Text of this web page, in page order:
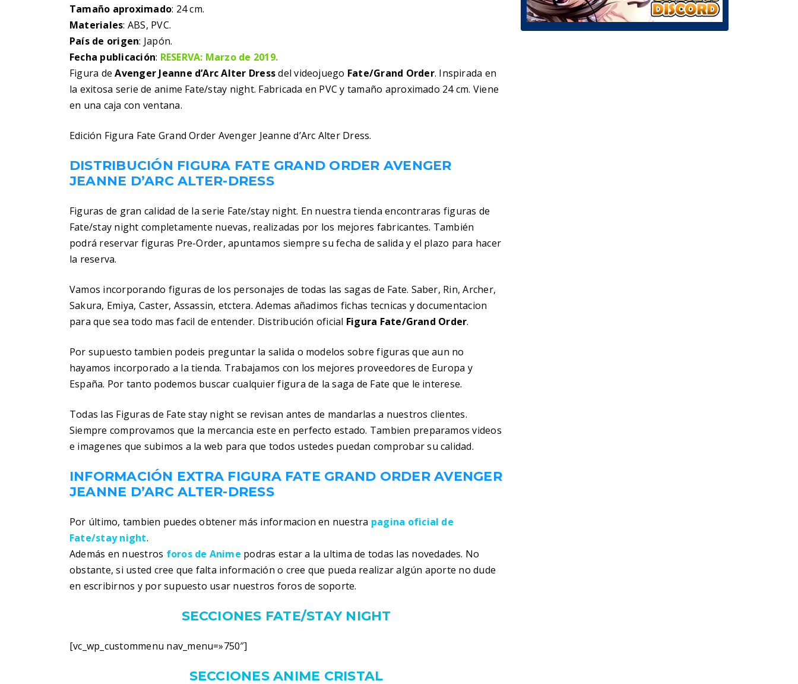
Tamaño aproximado: 24 cm.
Materiales: ABS, PVC.
País de origen: Japón.
Fecha publicación: RESERVA: Marzo de 2019.
Figura deAvenger Jeanne d’Arc Alter Dressdel videojuego Fate/Grand Order. Inspirada en
la exitosa serie de anime Fate/stay night. Fabricada en PVC y tamaño aproximado 24 cm. Viene
en una caja con ventana.
Edición Figura Fate Grand Order Avenger Jeanne d’Arc Alter Dress.
DISTRIBUCIÓN FIGURA FATE GRAND ORDER AVENGER
JEANNE D’ARC ALTER-DRESS
Figuras de gran calidad de la serie Fate/stay night. En nuestra tienda encontraras figuras de
Fate/stay night completamente nuevas, realizadas por los mejores fabricantes. También
podrá reservar figuras Pre-Order, apuntamos siempre su fecha de salida y el plazo para hacer
la reserva.
Vamos incorporando figuras de los personajes de todas las sagas de Fate. Saber, Rin, Archer,
Sakura, Emiya, Caster, Assassin, etctera. Ademas añadimos fichas tecnicas y documentacion
para que sea todo mas facil de entender. Distribución oficial Figura Fate/Grand Order.
Por supuesto tambien podeis preguntar la salida o modelos sobre figuras que aun no
hayamos incorporado a la tienda. Trabajamos con los mejores proveedores de Europa y
España. Por tanto podemos buscar cualquier figura de la saga de Fate que le interese.
Todas las Figuras de Fate stay night se revisan antes de mandarlas a nuestros clientes.
Siempre comprovamos que la mercancia este en perfecto estado. Tambien preparamos videos
e imagenes que subimos a la web para que todos ustedes puedan comprobar su calidad.
INFORMACIÓN EXTRA FIGURA FATE GRAND ORDER AVENGER
JEANNE D’ARC ALTER-DRESS
Por último, tambien puedes obtener más informacion en nuestra pagina oficial de
Fate/stay night.
Además en nuestros foros de Anime podras estar a la ultima de todas las novedades. No
obstante, si usted cree que falta información o cree que pueda realizar algún aporte no dude
en escribirnos y por supuesto usar nuestros foros de soporte.
SECCIONES FATE/STAY NIGHT
[vc_wp_custommenu nav_menu=»750″]
SECCIONES ANIME CRISTAL